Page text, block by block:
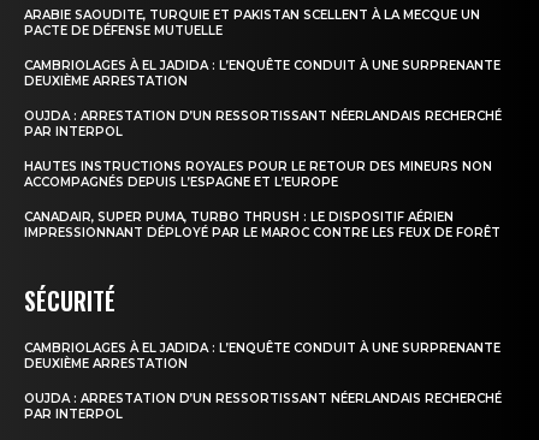
l'intelligence de
S'ABONNER MAINTENANT
ARABIE SAOUDITE, TURQUIE ET PAKISTAN SCELLENT À LA MECQUE UN
PACTE DE DÉFENSE MUTUELLE
CAMBRIOLAGES À EL JADIDA : L’ENQUÊTE CONDUIT À UNE SURPRENANTE
DEUXIÈME ARRESTATION
OUJDA : ARRESTATION D’UN RESSORTISSANT NÉERLANDAIS RECHERCHÉ
PAR INTERPOL
HAUTES INSTRUCTIONS ROYALES POUR LE RETOUR DES MINEURS NON
ACCOMPAGNÉS DEPUIS L’ESPAGNE ET L’EUROPE
CANADAIR, SUPER PUMA, TURBO THRUSH : LE DISPOSITIF AÉRIEN
IMPRESSIONNANT DÉPLOYÉ PAR LE MAROC CONTRE LES FEUX DE FORÊT
SÉCURITÉ
CAMBRIOLAGES À EL JADIDA : L’ENQUÊTE CONDUIT À UNE SURPRENANTE
DEUXIÈME ARRESTATION
OUJDA : ARRESTATION D’UN RESSORTISSANT NÉERLANDAIS RECHERCHÉ
PAR INTERPOL